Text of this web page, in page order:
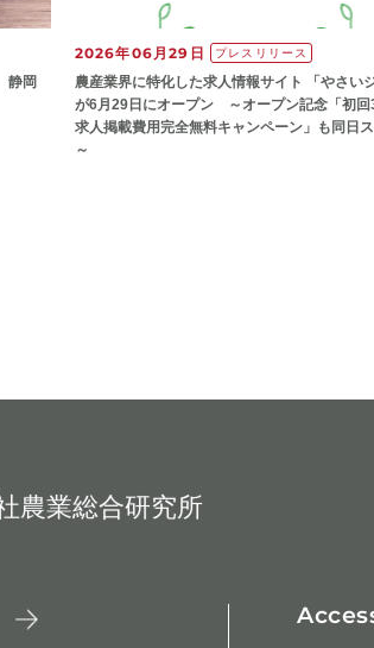
静岡
2026年06月29日 プレスリリース
農産業界に特化した求人情報サイト 「やさい
が6月29日にオープン ～オープン記念「初回
求人掲載費用完全無料キャンペーン」も同日
～
農業総合研究所